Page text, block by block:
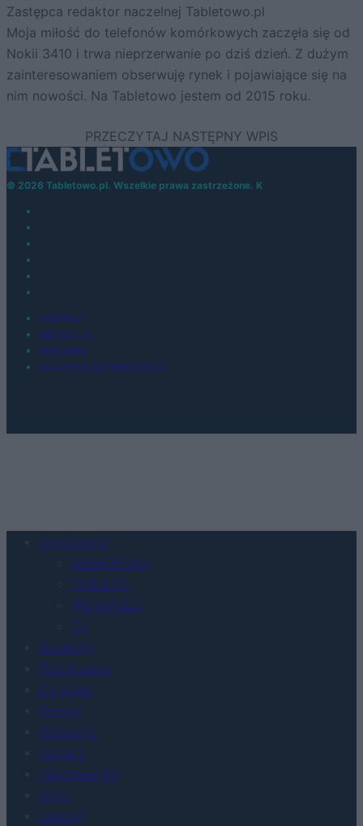
Zastępca redaktor naczelnej Tabletowo.pl
Moja miłość do telefonów komórkowych zaczęła się od
Nokii 3410 i trwa nieprzerwanie po dziś dzień. Z dużym
zainteresowaniem obserwuję rynek i pojawiające się na
nim nowości. Na Tabletowo jestem od 2015 roku.
© 2026 Tabletowo.pl. Wszelkie prawa zastrzeżone. K
KONTAKT
REDAKCJA
REKLAMA
POLITYKA PRYWATNOŚCI
Urządzenia
SMARTFONY
TABLETY
WEARABLE
TV
Recenzje
Porównania
Co kupić
Porady
Promocje
FinTech
Hardware PC
Moto
Gaming